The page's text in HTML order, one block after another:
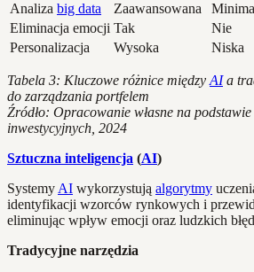
Analiza big data Zaawansowana
Eliminacja emocji Tak
Nie
Personalizacja
Wysoka Niska
Tabela 3: Kluczowe różnice między AIa
do zarządzania portfelem
Źródło: Opracowanie własne na podstawie
inwestycyjnych, 2024
Sztuczna inteligencja (AI)
Systemy AI wykorzystują algorytmy
identyfikacji wzorców rynkowych i
eliminując wpływ emocji oraz ludzkich
Tradycyjne narzędzia